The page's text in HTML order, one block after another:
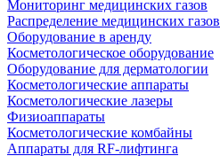
Мониторинг медицинских газов
Распределение медицинских газов
Оборудование в аренду
Косметологическое оборудование
Оборудование для дерматологии
Косметологические аппараты
Косметологические лазеры
Физиоаппараты
Косметологические комбайны
Аппараты для RF-лифтинга